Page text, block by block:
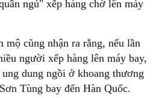
ngủ" xếp hàng chờ lên máy
mộ cũng nhận ra rằng, nếu lần
người xếp hàng lên máy bay,
dung ngồi ở khoang thương
Tùng bay đến Hàn Quốc.